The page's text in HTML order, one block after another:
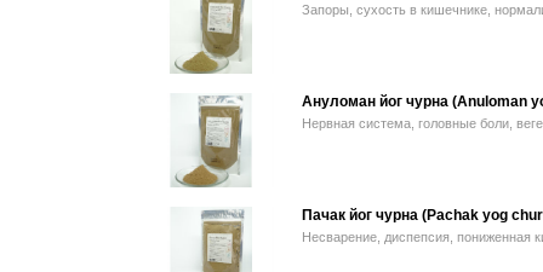
Запоры, сухость в кишечнике,
Ануломан йог чурна (Anuloman
Нервная система, головные боли,
Пачак йог чурна (Pachak yog
Несварение, диспепсия, пониженная